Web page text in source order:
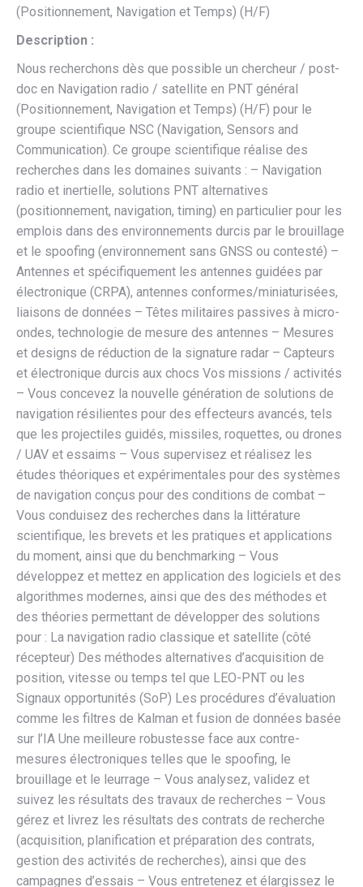
(Positionnement, Navigation et Temps) (H/F)
Description :
Nous recherchons dès que possible un chercheur / post-
doc en Navigation radio / satellite en PNT général
(Positionnement, Navigation et Temps) (H/F) pour le
groupe scientifique NSC (Navigation, Sensors and
Communication). Ce groupe scientifique réalise des
recherches dans les domaines suivants : – Navigation
radio et inertielle, solutions PNT alternatives
(positionnement, navigation, timing) en particulier pour les
emplois dans des environnements durcis par le brouillage
et le spoofing (environnement sans GNSS ou contesté) –
Antennes et spécifiquement les antennes guidées par
électronique (CRPA), antennes conformes/miniaturisées,
liaisons de données – Têtes militaires passives à micro-
ondes, technologie de mesure des antennes – Mesures
et designs de réduction de la signature radar – Capteurs
et électronique durcis aux chocs Vos missions / activités
– Vous concevez la nouvelle génération de solutions de
navigation résilientes pour des effecteurs avancés, tels
que les projectiles guidés, missiles, roquettes, ou drones
/ UAV et essaims – Vous supervisez et réalisez les
études théoriques et expérimentales pour des systèmes
de navigation conçus pour des conditions de combat –
Vous conduisez des recherches dans la littérature
scientifique, les brevets et les pratiques et applications
du moment, ainsi que du benchmarking – Vous
développez et mettez en application des logiciels et des
algorithmes modernes, ainsi que des des méthodes et
des théories permettant de développer des solutions
pour : La navigation radio classique et satellite (côté
récepteur) Des méthodes alternatives d’acquisition de
position, vitesse ou temps tel que LEO-PNT ou les
Signaux opportunités (SoP) Les procédures d’évaluation
comme les filtres de Kalman et fusion de données basée
sur l’IA Une meilleure robustesse face aux contre-
mesures électroniques telles que le spoofing, le
brouillage et le leurrage – Vous analysez, validez et
suivez les résultats des travaux de recherches – Vous
gérez et livrez les résultats des contrats de recherche
(acquisition, planification et préparation des contrats,
gestion des activités de recherches), ainsi que des
campagnes d’essais – Vous entretenez et élargissez le